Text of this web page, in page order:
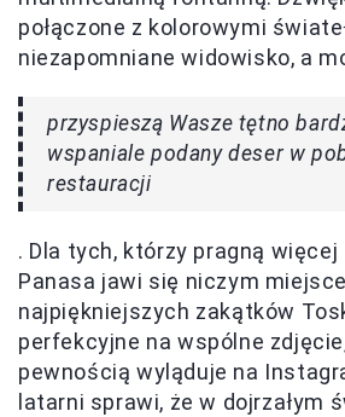
połączone z kolorowymi
niezapomniane widowisko, a
przyspieszą Wasze tętno
wspaniale podany deser w
restauracji
. Dla tych, którzy pragną więcej
Panasa jawi się niczym
najpiękniejszych zakątków
perfekcyjne na wspólne
pewnością wyląduje na
latarni sprawi, że w dojrzałym